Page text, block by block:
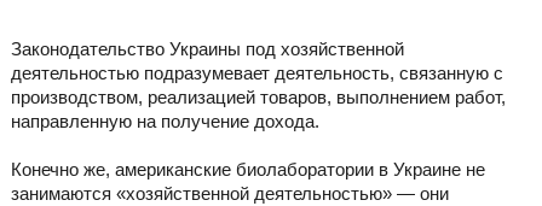
Законодательство Украины под хозяйственной
деятельностью подразумевает деятельность, связанную с
производством, реализацией товаров, выполнением работ,
направленную на получение дохода.
Конечно же, американские биолаборатории в Украине не
занимаются «хозяйственной деятельностью» — они